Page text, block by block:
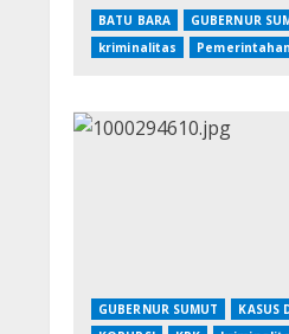
BATU BARA GUBERNUR
kriminalitas
Pemerintahan
GUBERNUR SUMUT KASUS